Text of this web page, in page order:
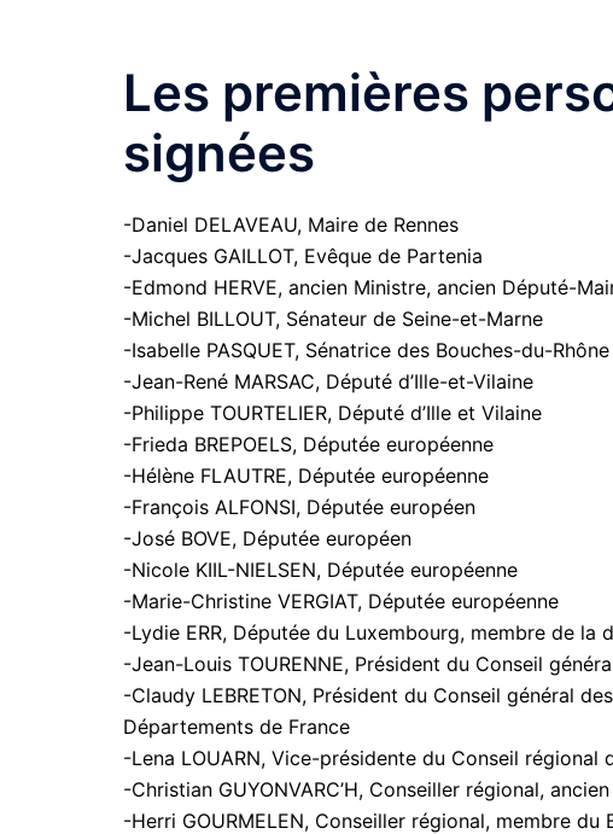
Les premières
signées
-Daniel DELAVEAU, Maire de Rennes
-Jacques GAILLOT, Evêque de Partenia
-Edmond HERVE, ancien Ministre, ancien Député-
-Michel BILLOUT, Sénateur de Seine-et-Marne
-Isabelle PASQUET, Sénatrice des Bouches-du-Rhône
-Jean-René MARSAC, Député d’Ille-et-Vilaine
-Philippe TOURTELIER, Député d’Ille et Vilaine
-Frieda BREPOELS, Députée européenne
-Hélène FLAUTRE, Députée européenne
-François ALFONSI, Députée européen
-José BOVE, Députée européen
-Nicole KIIL-NIELSEN, Députée européenne
-Marie-Christine VERGIAT, Députée européenne
-Lydie ERR, Députée du Luxembourg, membre de la
-Jean-Louis TOURENNE, Président du Conseil
-Claudy LEBRETON, Président du Conseil général
Départements de France
-Lena LOUARN, Vice-présidente du Conseil régional
-Christian GUYONVARC’H, Conseiller régional,
-Herri GOURMELEN, Conseiller régional, membre du